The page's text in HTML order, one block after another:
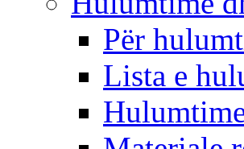
Për
Lista e